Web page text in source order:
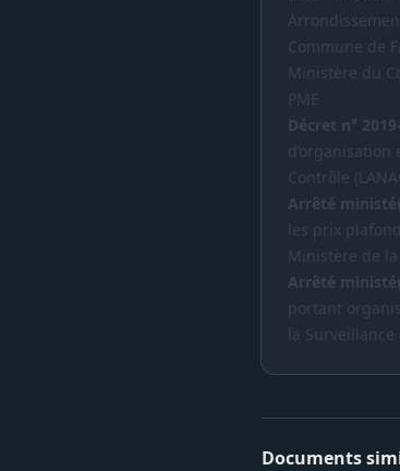
Commune de
Ministère du
PME
Décret n°
Contrôle
Arrêté
les prix
Ministère de
Arrêté
portant
la Surveillance
Documents